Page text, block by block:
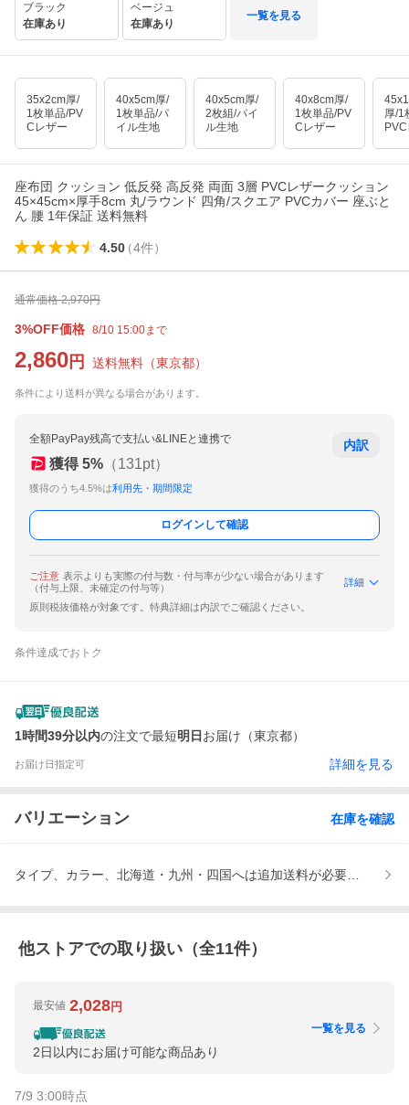
ブラック
在庫あり
ベージュ
在庫あり
一覧を見る
35x2cm厚/
1枚単品/PV
Cレザー
40x5cm厚/
1枚単品/パ
イル生地
40x5cm厚/
2枚組/パイ
ル生地
40x8cm厚/
1枚単品/PV
Cレザー
厚/1
座布団 クッション 低反発 高反発 両面 3層 PVCレザークッション
45×45cm×厚手8cm 丸/ラウンド 四角/スクエア PVCカバー 座ぶと
ん 腰 1年保証 送料無料
4.50（4件）
通常価格 2,970円
3%OFF価格 8/10 15:00まで
2,860 円 送料無料 （東京都）
条件により送料が異なる場合があります。
全額PayPay残高で支払い&LINEと連携で
獲得 5% （131pt）
獲得のうち4.5%は利用先・期間限定
内訳
ログインして確認
ご注意 表示よりも実際の付与数・付与率が少ない場合があります
（付与上限、未確定の付与等）
詳細
原則税抜価格が対象です。特典詳細は内訳でご確認ください。
条件達成でおトク
1時間39分以内の注文で最短明日 お届け（東京都）
お届け日指定可 詳細を見る
バリエーション 在庫を確認
タイプ、カラー、北海道・九州・四国へは追加送料が必要です。※
他ストアでの取り扱い（全11件）
最安値 2,028円
2日以内にお届け可能な商品あり
一覧を見る
7/9 3:00時点